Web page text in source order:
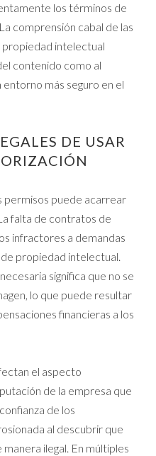
los términos de
comprensión cabal de las
intelectual
contenido como al
más seguro en el
DE USAR
permisos puede acarrear
falta de contratos de
infractores a demandas
propiedad intelectual.
significa que no se
lo que puede resultar
financieras a los
el aspecto
de la empresa que
de los
al descubrir que
ilegal. En múltiples